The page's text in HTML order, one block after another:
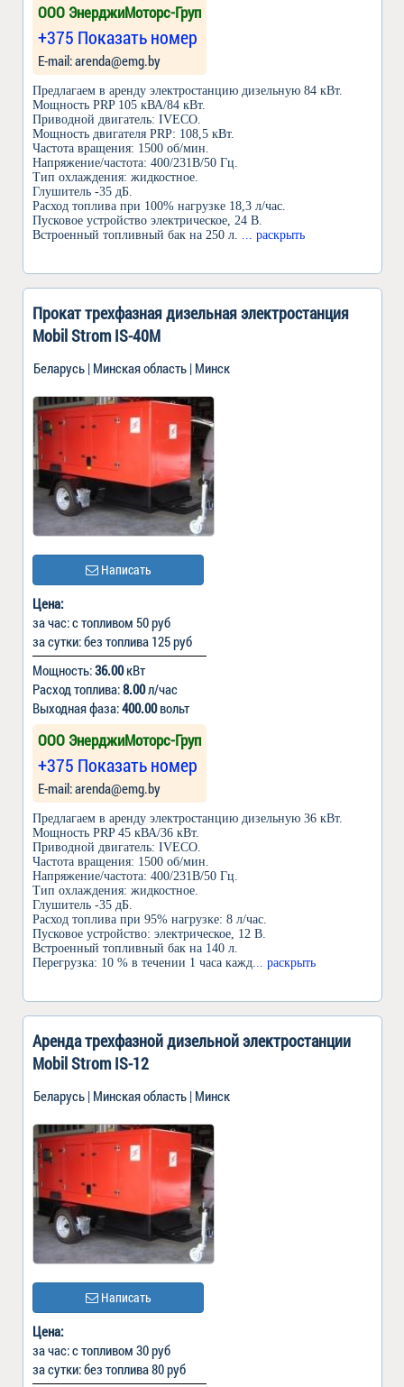
ООО ЭнерджиМоторс-Груп
+375 Показать номер
Е-mail: arenda@emg.by
Предлагаем в аренду электростанцию дизельную 84 кВт.
Мощность PRP 105 кВА/84 кВт.
Приводной двигатель: IVECO.
Мощность двигателя PRP: 108,5 кВт.
Частота вращения: 1500 об/мин.
Напряжение/частота: 400/231В/50 Гц.
Тип охлаждения: жидкостное.
Глушитель -35 дБ.
Расход топлива при 100% нагрузке 18,3 л/час.
Пусковое устройство электрическое, 24 В.
Встроенный топливный бак на 250 л.
... раскрыть
Прокат трехфазная дизельная электростанция
Mobil Strom IS-40М
Беларусь | Минская область | Минск
Написать
Цена:
за час: с топливом 50 руб
за сутки: без топлива 125 руб
Мощность:36.00кВт
Расход топлива:8.00л/час
Выходная фаза:400.00вольт
ООО ЭнерджиМоторс-Груп
+375 Показать номер
Е-mail: arenda@emg.by
Предлагаем в аренду электростанцию дизельную 36 кВт.
Мощность PRP 45 кВА/36 кВт.
Приводной двигатель: IVECO.
Частота вращения: 1500 об/мин.
Напряжение/частота: 400/231В/50 Гц.
Тип охлаждения: жидкостное.
Глушитель -35 дБ.
Расход топлива при 95% нагрузке: 8 л/час.
Пусковое устройство: электрическое, 12 В.
Встроенный топливный бак на 140 л.
Перегрузка: 10 % в течении 1 часа кажд ... раскрыть
Аренда трехфазной дизельной электростанции
Mobil Strom IS-12
Беларусь | Минская область | Минск
Написать
Цена:
за час: с топливом 30 руб
за сутки: без топлива 80 руб